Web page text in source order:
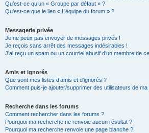
Qu’est-ce qu’un « Groupe par défaut » ?
Qu’est-ce que le lien « L’équipe du forum » ?
Messagerie privée
Je ne peux pas envoyer de messages privés !
Je reçois sans arrêt des messages indésirables !
J’ai reçu un spam ou un courriel abusif d’un membre de
Amis et ignorés
Que sont mes listes d’amis et d’ignorés ?
Comment puis-je ajouter/supprimer des utilisateurs de ma
Recherche dans les forums
Comment rechercher dans les forums ?
Pourquoi ma recherche ne renvoie aucun résultat ?
Pourquoi ma recherche renvoie une page blanche ?!